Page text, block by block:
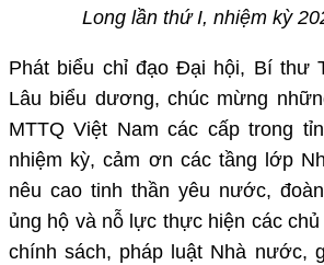
Long lần thứ I, nhiệm kỳ
Phát biểu chỉ đạo Đại hội, Bí thư
Lâu biểu dương, chúc mừng
MTTQ Việt Nam các cấp trong
nhiệm kỳ, cảm ơn các tầng lớp
nêu cao tinh thần yêu nước,
ủng hộ và nỗ lực thực hiện các
chính sách, pháp luật Nhà nước,